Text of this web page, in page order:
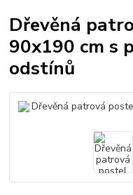
Dřevěná
90x190 cm s
odstínů